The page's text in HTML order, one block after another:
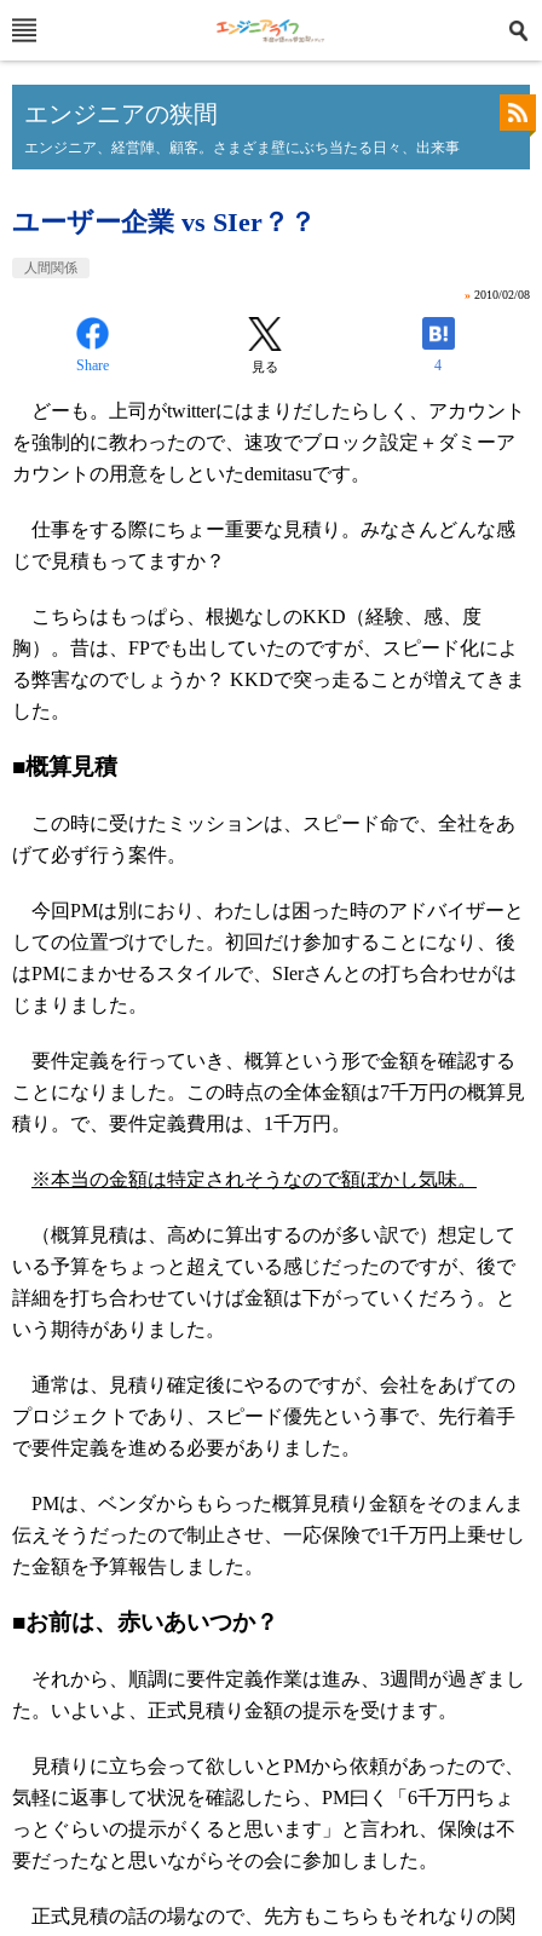
エンジニアの狭間
エンジニア、経営陣、顧客。さまざま壁にぶち当たる日々、出来事
ユーザー企業 vs SIer？？
人間関係
» 2010/02/08
Share 見る 4
どーも。上司がtwitterにはまりだしたらしく、アカウント
を強制的に教わったので、速攻でブロック設定＋ダミーア
カウントの用意をしといたdemitasuです。
仕事をする際にちょー重要な見積り。みなさんどんな感
じで見積もってますか？
こちらはもっぱら、根拠なしのKKD（経験、感、度
胸）。昔は、FPでも出していたのですが、スピード化によ
る弊害なのでしょうか？ KKDで突っ走ることが増えてきま
した。
■概算見積
この時に受けたミッションは、スピード命で、全社をあ
げて必ず行う案件。
今回PMは別におり、わたしは困った時のアドバイザーと
しての位置づけでした。初回だけ参加することになり、後
はPMにまかせるスタイルで、SIerさんとの打ち合わせがは
じまりました。
要件定義を行っていき、概算という形で金額を確認する
ことになりました。この時点の全体金額は7千万円の概算見
積り。で、要件定義費用は、1千万円。
※本当の金額は特定されそうなので額ぼかし気味。
（概算見積は、高めに算出するのが多い訳で）想定して
いる予算をちょっと超えている感じだったのですが、後で
詳細を打ち合わせていけば金額は下がっていくだろう。と
いう期待がありました。
通常は、見積り確定後にやるのですが、会社をあげての
プロジェクトであり、スピード優先という事で、先行着手
で要件定義を進める必要がありました。
PMは、ベンダからもらった概算見積り金額をそのまんま
伝えそうだったので制止させ、一応保険で1千万円上乗せし
た金額を予算報告しました。
■お前は、赤いあいつか？
それから、順調に要件定義作業は進み、3週間が過ぎまし
た。いよいよ、正式見積り金額の提示を受けます。
見積りに立ち会って欲しいとPMから依頼があったので、
気軽に返事して状況を確認したら、PM曰く「6千万円ちょ
っとぐらいの提示がくると思います」と言われ、保険は不
要だったなと思いながらその会に参加しました。
正式見積の話の場なので、先方もこちらもそれなりの関